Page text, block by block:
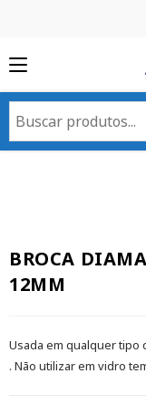
BROCA
12MM
Usada em qualquer tipo
. Não utilizar em vidro